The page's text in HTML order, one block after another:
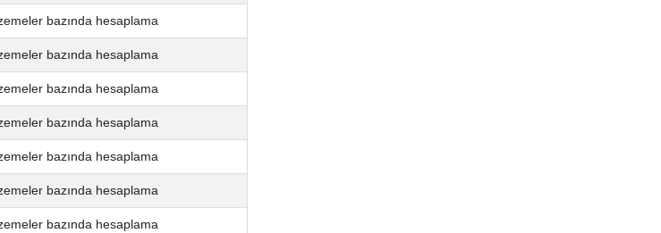
bazında hesaplama
bazında hesaplama
bazında hesaplama
bazında hesaplama
bazında hesaplama
bazında hesaplama
bazında hesaplama